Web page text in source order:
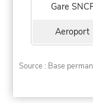
Gare
Aeroport
Source : Base